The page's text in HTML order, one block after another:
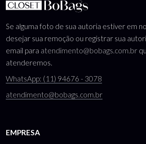
Se alguma foto de sua autoria estiver em
desejar sua remoção ou registrar sua
email para atendimento@bobags.com.br
atenderemos.
WhatsApp: (11) 94676 - 3078
atendimento@bobags.com.br
EMPRESA